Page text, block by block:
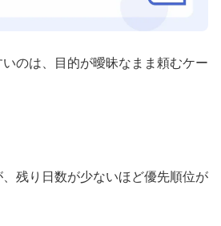
のは、目的が曖昧なまま頼むケー
残り日数が少ないほど優先順位が